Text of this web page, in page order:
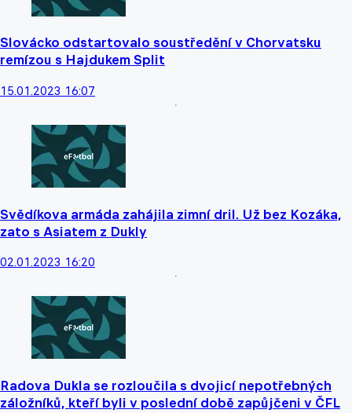
Slovácko odstartovalo soustředění v Chorvatsku
remízou s Hajdukem Split
15.01.2023 16:07
Svědíkova armáda zahájila zimní dril. Už bez Kozáka,
zato s Asiatem z Dukly
02.01.2023 16:20
Radova Dukla se rozloučila s dvojicí nepotřebných
záložníků, kteří byli v poslední době zapůjčeni v ČFL